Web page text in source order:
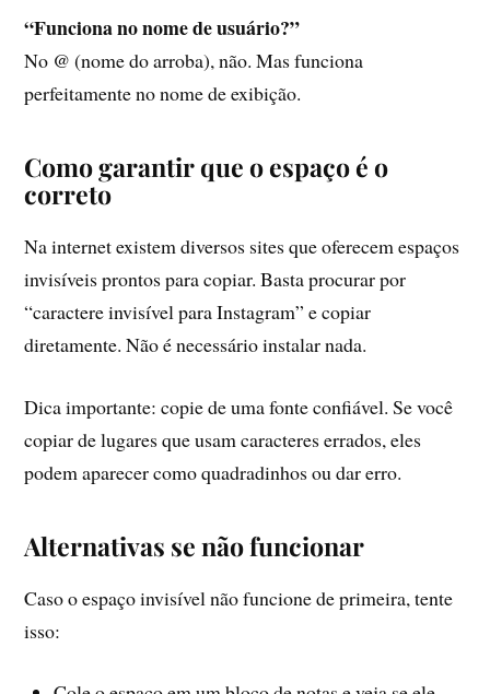
“Funciona no nome de usuário?”
No @ (nome do arroba), não. Mas funciona
perfeitamente no nome de exibição.
Como garantir que o espaço é o
correto
Na internet existem diversos sites que oferecem espaços
invisíveis prontos para copiar. Basta procurar por
“caractere invisível para Instagram” e copiar
diretamente. Não é necessário instalar nada.
Dica importante: copie de uma fonte confiável. Se você
copiar de lugares que usam caracteres errados, eles
podem aparecer como quadradinhos ou dar erro.
Alternativas se não funcionar
Caso o espaço invisível não funcione de primeira, tente
isso: